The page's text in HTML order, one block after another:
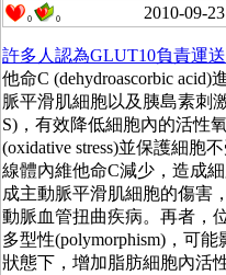
0 0 2010-09-23
許多人認為GLUT10負責運
他命C (dehydroascorbic
脈平滑肌細胞以及胰島素刺
S)，有效降低細胞內的活性
(oxidative stress)並保護細胞不
線體內維他命C減少，造成
成主動脈平滑肌細胞的傷害
動脈血管扭曲疾病。 再者，
多型性(polymorphism)，可
狀態下，增加脂肪細胞內活